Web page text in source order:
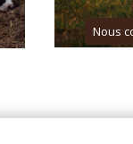
Nous